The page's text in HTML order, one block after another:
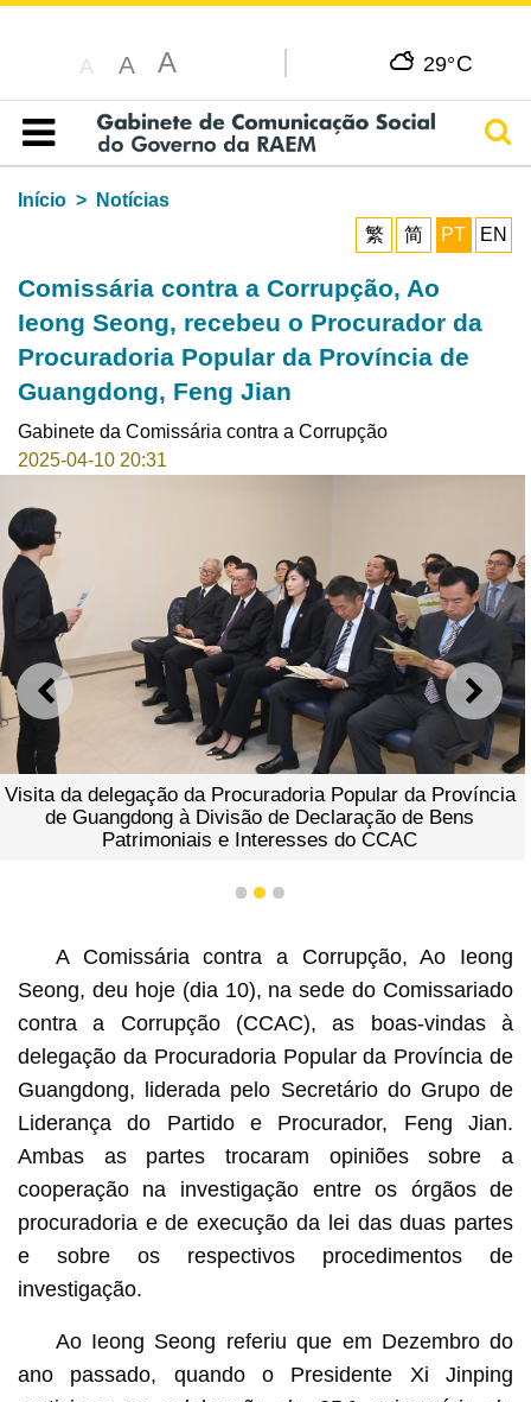
A A A 29°C
Índice
Início
Notícias
繁
简 PT EN
Comissária contra a Corrupção, Ao
Ieong Seong, recebeu o Procurador da
Procuradoria Popular da Província de
Guangdong, Feng Jian
Gabinete da Comissária contra a Corrupção
2025-04-10 20:31
ANTERIOR
Visita da delegação da Procuradoria Popular da Província
de Guangdong à Divisão de Declaração de Bens
Patrimoniais e Interesses do CCAC
1 2 3
A Comissária contra a Corrupção, Ao Ieong
Seong, deu hoje (dia 10), na sede do Comissariado
contra a Corrupção (CCAC), as boas-vindas à
delegação da Procuradoria Popular da Província de
Guangdong, liderada pelo Secretário do Grupo de
Liderança do Partido e Procurador, Feng Jian.
Ambas as partes trocaram opiniões sobre a
cooperação na investigação entre os órgãos de
procuradoria e de execução da lei das duas partes
e sobre os respectivos procedimentos de
investigação.
Ao Ieong Seong referiu que em Dezembro do
ano passado, quando o Presidente Xi Jinping